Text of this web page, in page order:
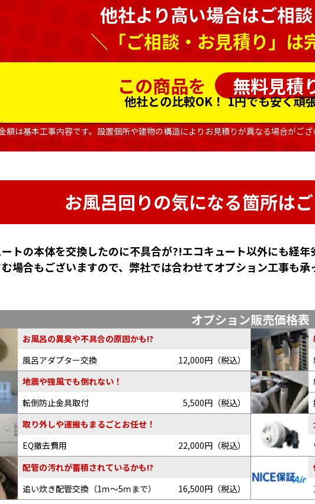
他社より高い場合はご相談
＼「ご相談・お見積り」は
この商品を
無料見積
他社との比較OK！1円でも安く頑
額は基本工事内容です。設置個所や建物の構造によりお見積りが異なる場合がござ
お風呂回りの気になる箇所は
トの本体を交換したのに不具合が?!エコキュート以外にも経
場合もございますので、弊社では合わせてオプション工事も
オプション販売価格表
お風呂の異臭や不具合の原因かも!?
風呂アダプター交換
12,000円（税込）
地震や強風でも倒れない！
転倒防止金具取付
5,500円（税込）
取り外しや運搬もまるごとお任せ！
EQ撤去費用
22,000円（税込）
配管の汚れが蓄積されているかも!?
追い炊き配管交換 （1ｍ～5ｍまで） 16,500円（税込）